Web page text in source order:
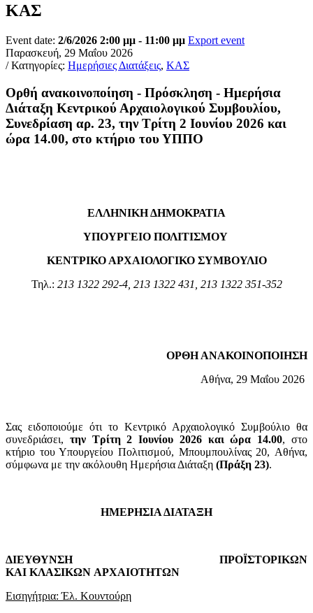
ΚΑΣ
Event date: 2/6/2026 2:00 μμ - 11:00 μμ Export event
Παρασκευή, 29 Μαΐου 2026
/ Κατηγορίες: Ημερήσιες Διατάξεις, ΚΑΣ
Ορθή ανακοινοποίηση - Πρόσκληση - Ημερήσια
Διάταξη Κεντρικού Αρχαιολογικού Συμβουλίου,
Συνεδρίαση αρ. 23, την Τρίτη 2 Ιουνίου 2026 και
ώρα 14.00, στο κτήριο του ΥΠΠΟ
ΕΛΛΗΝΙΚΗ ΔΗΜΟΚΡΑΤΙΑ
ΥΠΟΥΡΓΕΙΟ ΠΟΛΙΤΙΣΜΟΥ
ΚΕΝΤΡΙΚΟ ΑΡΧΑΙΟΛΟΓΙΚΟ ΣΥΜΒΟΥΛΙΟ
Τηλ.: 213 1322 292-4, 213 1322 431 , 213 1322 351-352
ΟΡΘΗ ΑΝΑΚΟΙΝΟΠΟΙΗΣΗ
Αθήνα, 29 Μαΐου 2026
Σας ειδοποιούμε ότι το Κεντρικό Αρχαιολογικό Συμβούλιο θα
συνεδριάσει, την Τρίτη 2 Ιουνίου 2026και ώρα 14.00, στο
κτήριο του Υπουργείου Πολιτισμού, Μπουμπουλίνας 20, Αθήνα,
σύμφωνα με την ακόλουθη Ημερήσια Διάταξη (Πράξη 23).
ΗΜΕΡΗΣΙΑ ΔΙΑΤΑΞΗ
ΔΙΕΥΘΥΝΣΗ ΠΡΟΪΣΤΟΡΙΚΩΝ
ΚΑΙ ΚΛΑΣΙΚΩΝ ΑΡΧΑΙΟΤΗΤΩΝ
Εισηγήτρια: Έλ. Κουντούρη